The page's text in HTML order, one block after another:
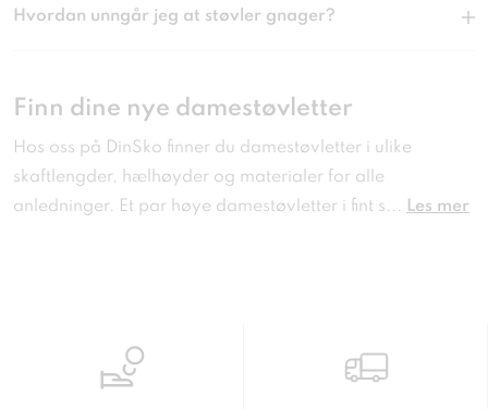
Hvordan unngår jeg at støvler gnager?
Finn dine nye damestøvletter
Hos oss på DinSko finner du damestøvletter i ulike
skaftlengder, hælhøyder og materialer for alle
anledninger. Et par høye damestøvletter i fint s... Les mer